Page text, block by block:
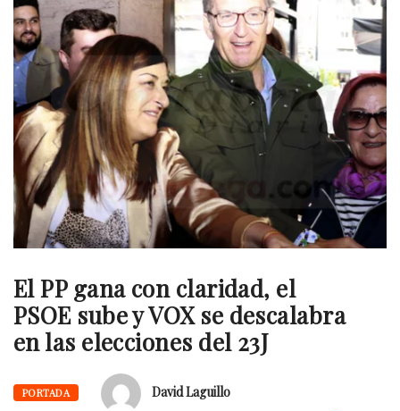
El PP gana con claridad, el
PSOE sube y VOX se descalabra
en las elecciones del 23J
PORTADA
David Laguillo